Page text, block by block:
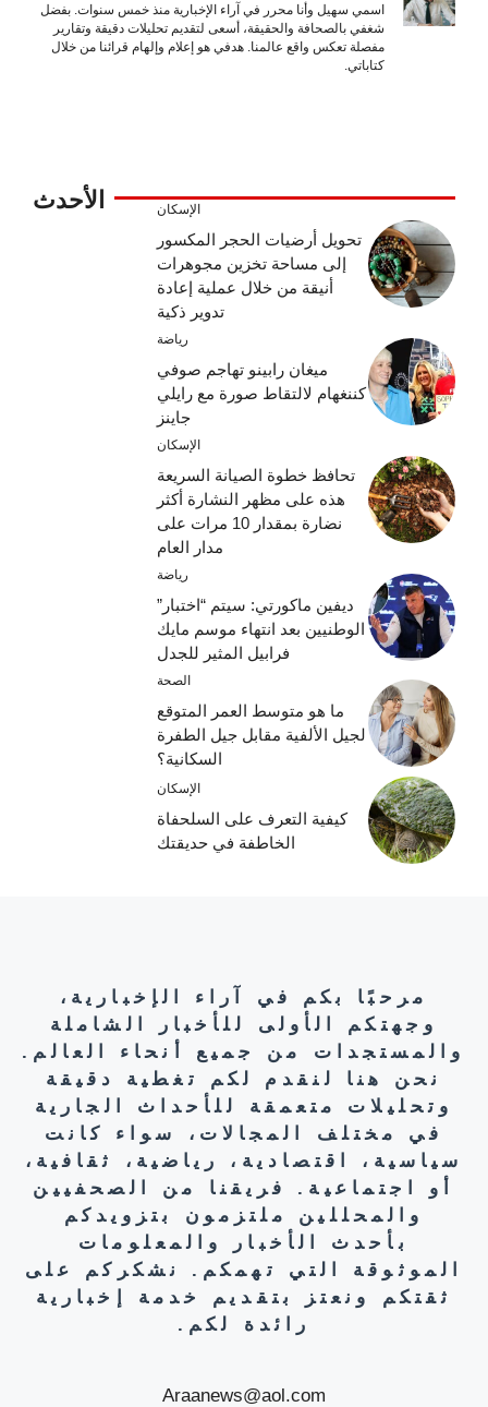
اسمي سهيل وأنا محرر في آراء الإخبارية منذ خمس سنوات. بفضل
شغفي بالصحافة والحقيقة، أسعى لتقديم تحليلات دقيقة وتقارير
مفصلة تعكس واقع عالمنا. هدفي هو إعلام وإلهام قرائنا من خلال
كتاباتي.
الأحدث الإسكان
تحويل أرضيات الحجر المكسور
إلى مساحة تخزين مجوهرات
أنيقة من خلال عملية إعادة
تدوير ذكية
رياضة
ميغان رابينو تهاجم صوفي
كننغهام لالتقاط صورة مع رايلي
جاينز
الإسكان
تحافظ خطوة الصيانة السريعة
هذه على مظهر النشارة أكثر
نضارة بمقدار 10 مرات على
مدار العام
رياضة
ديفين ماكورتي: سيتم “اختبار”
الوطنيين بعد انتهاء موسم مايك
فرابيل المثير للجدل
الصحة
ما هو متوسط ​​العمر المتوقع
لجيل الألفية مقابل جيل الطفرة
السكانية؟
الإسكان
كيفية التعرف على السلحفاة
الخاطفة في حديقتك
مرحبًا بكم في آراء الإخبارية،
وجهتكم الأولى للأخبار الشاملة
والمستجدات من جميع أنحاء العالم.
نحن هنا لنقدم لكم تغطية دقيقة
وتحليلات متعمقة للأحداث الجارية
في مختلف المجالات، سواء كانت
سياسية، اقتصادية، رياضية، ثقافية،
أو اجتماعية. فريقنا من الصحفيين
والمحللين ملتزمون بتزويدكم
بأحدث الأخبار والمعلومات
الموثوقة التي تهمكم. نشكركم على
ثقتكم ونعتز بتقديم خدمة إخبارية
رائدة لكم.
Araanews@aol.com